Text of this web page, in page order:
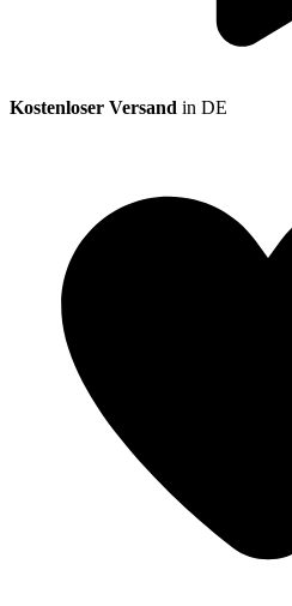
Kostenloser Versand in DE